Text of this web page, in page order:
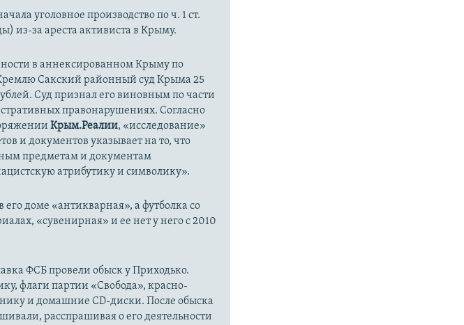
уголовное производство по ч. 1 ст.
из-за ареста активиста в Крыму.
в аннексированном Крыму по
Сакский районный суд Крыма 25
Суд признал его виновным по части
правонарушениях. Согласно
Крым.Реалии, «исследование»
и документов указывает на то, что
предметам и документам
атрибутику и символику».
его доме «антикварная», а футболка со
«сувенирная» и ее нет у него с 2010
ФСБ провели обыск у Приходько.
флаги партии «Свобода», красно-
и домашние CD-диски. После обыска
расспрашивая о его деятельности